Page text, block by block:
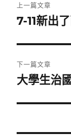
章
覽
上一篇文章
上
篇
文
章:
7-11新出
下一篇文章
下
篇
章:
大學生治